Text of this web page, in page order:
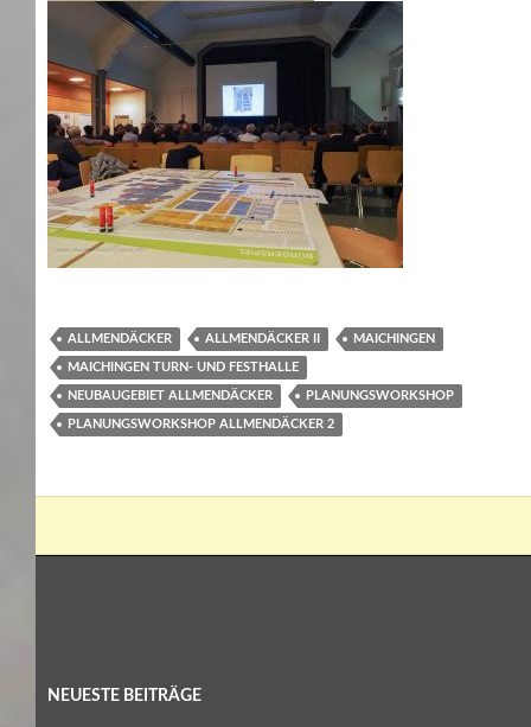
ALLMENDÄCKER ALLMENDÄCKER II MAICHINGEN
MAICHINGEN TURN- UND FESTHALLE
NEUBAUGEBIET ALLMENDÄCKER PLANUNGSWORKSHOP
PLANUNGSWORKSHOP ALLMENDÄCKER 2
NEUESTE BEITRÄGE